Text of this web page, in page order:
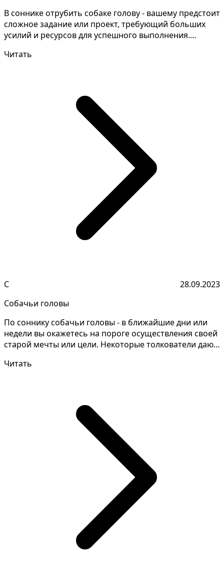
В соннике отрубить собаке голову - вашему предстоит
сложное задание или проект, требующий больших
усилий и ресурсов для успешного выполнения.
Читать
С
28.09.2023
Собачьи головы
По соннику собачьи головы - в ближайшие дни или
недели вы окажетесь на пороге осуществления своей
старой мечты или цели. Некоторые толкователи дают
Читать